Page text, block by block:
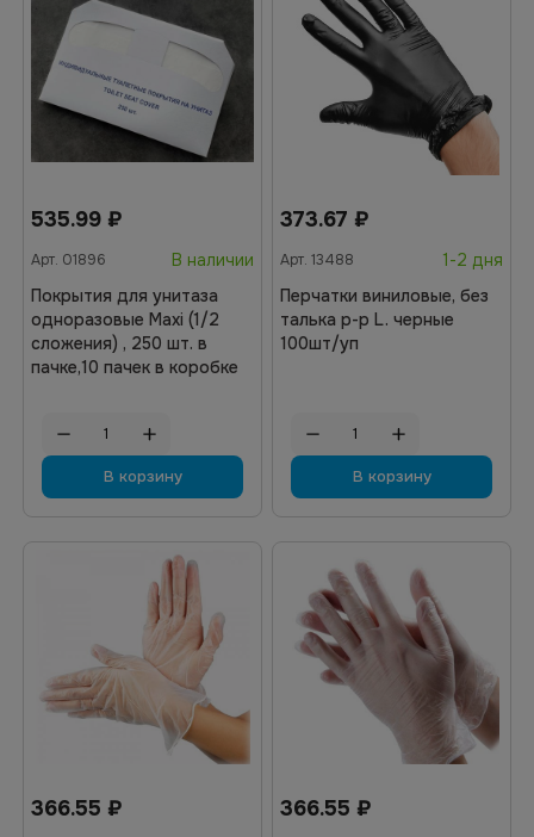
535.99 ₽
Арт. 01896
В наличии
Покрытия для унитаза
одноразовые Maxi (1/2
сложения) , 250 шт. в
пачке,10 пачек в коробке
В корзину
373.67 ₽
Арт. 13488
1-2 дня
Перчатки виниловые, без
талька р-р L. черные
100шт/уп
В корзину
366.55 ₽ 366.55 ₽